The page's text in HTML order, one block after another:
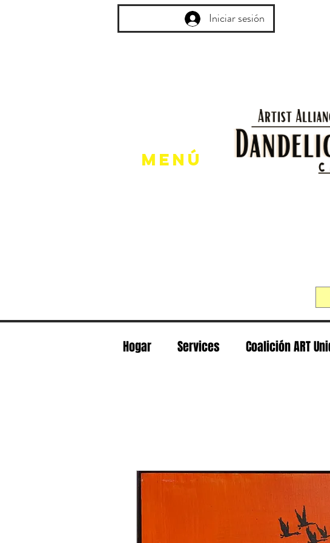
Iniciar sesión
Menú
Hogar Services Coalición ART